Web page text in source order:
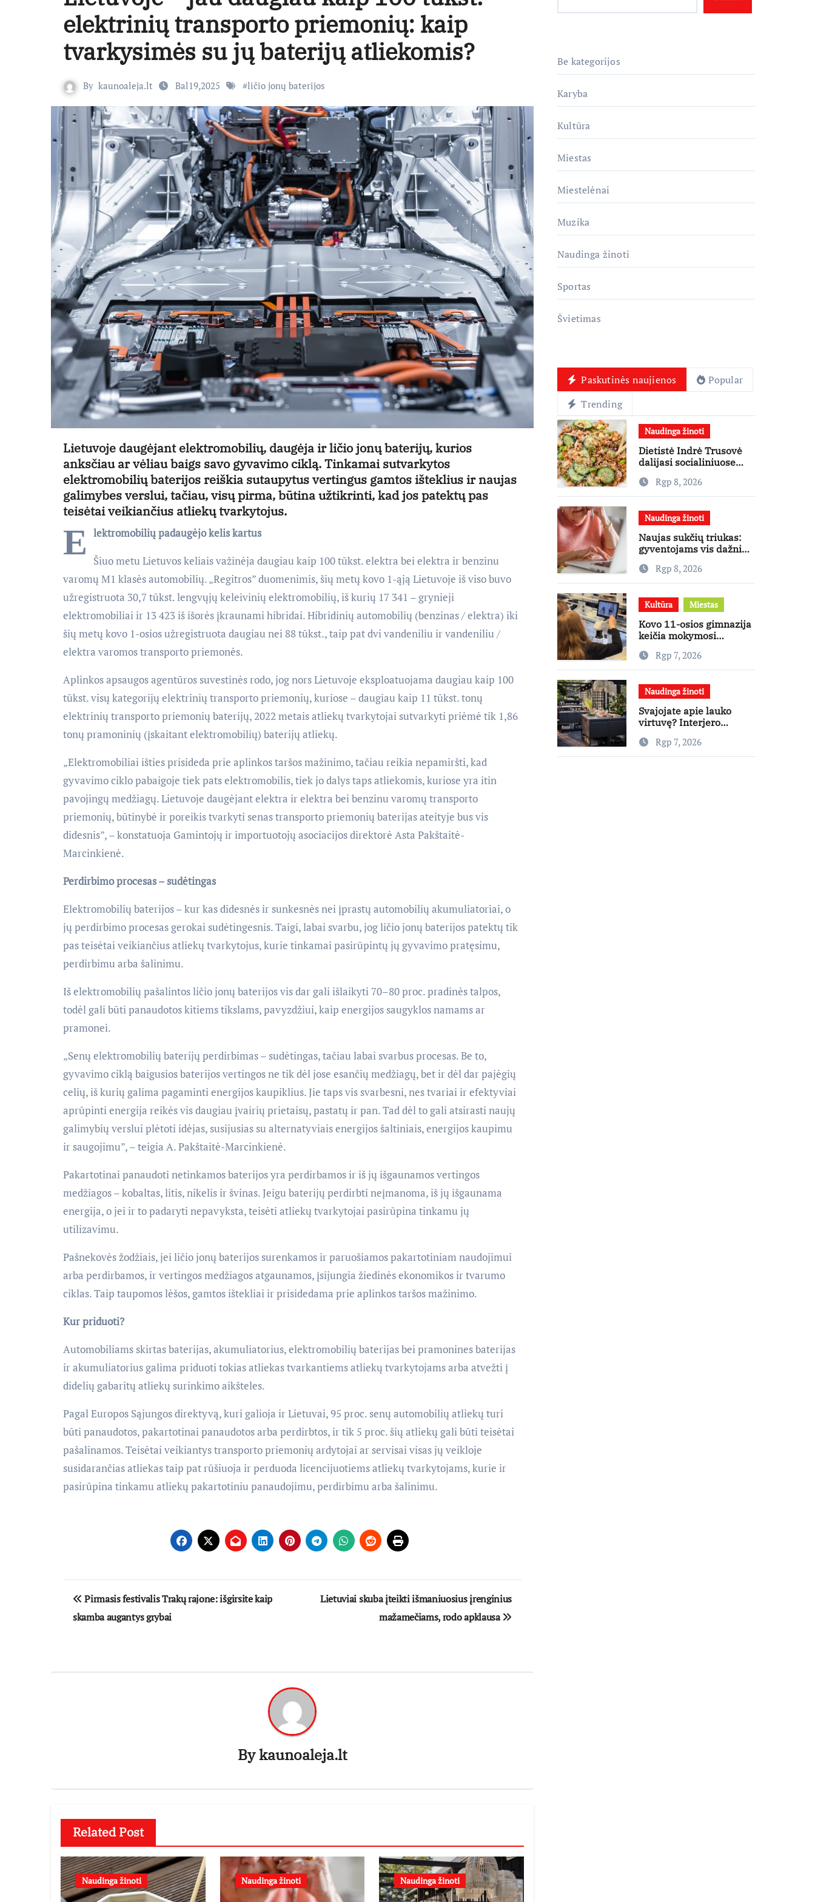
elektrinių transporto priemonių: kaip
tvarkysimės su jų baterijų atliekomis?
By kaunoaleja.lt Bal19,2025 #ličio jonų baterijos
Lietuvoje daugėjant elektromobilių, daugėja ir ličio jonų baterijų, kurios
anksčiau ar vėliau baigs savo gyvavimo ciklą. Tinkamai sutvarkytos
elektromobilių baterijos reiškia sutaupytus vertingus gamtos išteklius ir naujas
galimybes verslui, tačiau, visų pirma, būtina užtikrinti, kad jos patektų pas
teisėtai veikiančius atliekų tvarkytojus.
E lektromobilių padaugėjo kelis kartus
Šiuo metu Lietuvos keliais važinėja daugiau kaip 100 tūkst. elektra bei elektra ir benzinu
varomų M1 klasės automobilių. „Regitros” duomenimis, šių metų kovo 1-ąją Lietuvoje iš viso buvo
užregistruota 30,7 tūkst. lengvųjų keleivinių elektromobilių, iš kurių 17 341 – grynieji
elektromobiliai ir 13 423 iš išorės įkraunami hibridai. Hibridinių automobilių (benzinas / elektra) iki
šių metų kovo 1-osios užregistruota daugiau nei 88 tūkst., taip pat dvi vandeniliu ir vandeniliu /
elektra varomos transporto priemonės.
Aplinkos apsaugos agentūros suvestinės rodo, jog nors Lietuvoje eksploatuojama daugiau kaip 100
tūkst. visų kategorijų elektrinių transporto priemonių, kuriose – daugiau kaip 11 tūkst. tonų
elektrinių transporto priemonių baterijų, 2022 metais atliekų tvarkytojai sutvarkyti priėmė tik 1,86
tonų pramoninių (įskaitant elektromobilių) baterijų atliekų.
„Elektromobiliai išties prisideda prie aplinkos taršos mažinimo, tačiau reikia nepamiršti, kad
gyvavimo ciklo pabaigoje tiek pats elektromobilis, tiek jo dalys taps atliekomis, kuriose yra itin
pavojingų medžiagų. Lietuvoje daugėjant elektra ir elektra bei benzinu varomų transporto
priemonių, būtinybė ir poreikis tvarkyti senas transporto priemonių baterijas ateityje bus vis
didesnis”, – konstatuoja Gamintojų ir importuotojų asociacijos direktorė Asta Pakštaitė-
Marcinkienė.
Perdirbimo procesas – sudėtingas
Elektromobilių baterijos – kur kas didesnės ir sunkesnės nei įprastų automobilių akumuliatoriai, o
jų perdirbimo procesas gerokai sudėtingesnis. Taigi, labai svarbu, jog ličio jonų baterijos patektų tik
pas teisėtai veikiančius atliekų tvarkytojus, kurie tinkamai pasirūpintų jų gyvavimo pratęsimu,
perdirbimu arba šalinimu.
Iš elektromobilių pašalintos ličio jonų baterijos vis dar gali išlaikyti 70–80 proc. pradinės talpos,
todėl gali būti panaudotos kitiems tikslams, pavyzdžiui, kaip energijos saugyklos namams ar
pramonei.
„Senų elektromobilių baterijų perdirbimas – sudėtingas, tačiau labai svarbus procesas. Be to,
gyvavimo ciklą baigusios baterijos vertingos ne tik dėl jose esančių medžiagų, bet ir dėl dar pajėgių
celių, iš kurių galima pagaminti energijos kaupiklius. Jie taps vis svarbesni, nes tvariai ir efektyviai
aprūpinti energija reikės vis daugiau įvairių prietaisų, pastatų ir pan. Tad dėl to gali atsirasti naujų
galimybių verslui plėtoti idėjas, susijusias su alternatyviais energijos šaltiniais, energijos kaupimu
ir saugojimu”, – teigia A. Pakštaitė-Marcinkienė.
Pakartotinai panaudoti netinkamos baterijos yra perdirbamos ir iš jų išgaunamos vertingos
medžiagos – kobaltas, litis, nikelis ir švinas. Jeigu baterijų perdirbti neįmanoma, iš jų išgaunama
energija, o jei ir to padaryti nepavyksta, teisėti atliekų tvarkytojai pasirūpina tinkamu jų
utilizavimu.
Pašnekovės žodžiais, jei ličio jonų baterijos surenkamos ir paruošiamos pakartotiniam naudojimui
arba perdirbamos, ir vertingos medžiagos atgaunamos, įsijungia žiedinės ekonomikos ir tvarumo
ciklas. Taip taupomos lėšos, gamtos ištekliai ir prisidedama prie aplinkos taršos mažinimo.
Kur priduoti?
Automobiliams skirtas baterijas, akumuliatorius, elektromobilių baterijas bei pramonines baterijas
ir akumuliatorius galima priduoti tokias atliekas tvarkantiems atliekų tvarkytojams arba atvežti į
didelių gabaritų atliekų surinkimo aikšteles.
Pagal Europos Sąjungos direktyvą, kuri galioja ir Lietuvai, 95 proc. senų automobilių atliekų turi
būti panaudotos, pakartotinai panaudotos arba perdirbtos, ir tik 5 proc. šių atliekų gali būti teisėtai
pašalinamos. Teisėtai veikiantys transporto priemonių ardytojai ar servisai visas jų veikloje
susidarančias atliekas taip pat rūšiuoja ir perduoda licencijuotiems atliekų tvarkytojams, kurie ir
pasirūpina tinkamu atliekų pakartotiniu panaudojimu, perdirbimu arba šalinimu.
Navigacija
tarp
Pirmasis festivalis Trakų rajone: išgirsite kaip
skamba augantys grybai
Lietuviai skuba įteikti išmaniuosius įrenginius
mažamečiams, rodo apklausa
Bykaunoaleja.lt
Related Post
Naudinga žinoti Naudinga žinoti Naudinga žinoti
Be kategorijos
Karyba
Kultūra
Miestas
Miestelėnai
Muzika
Naudinga žinoti
Sportas
Švietimas
Paskutinės naujienos
Popular
Trending
Naudinga žinoti
Dietistė Indrė Trusovė
dalijasi socialiniuose
išpopuliarėjusiu lašišos
salotų receptu
Rgp 8, 2026
Naudinga žinoti
Naujas sukčių triukas:
gyventojams vis dažniau
Rgp 8, 2026
Kultūra Miestas
Kovo 11-osios gimnazija
keičia mokymosi
kaupimo – prie jų
supratimo ir taikymo
Rgp 7, 2026
Naudinga žinoti
Svajojate apie lauko
virtuvę? Interjero
pradėtiRgp 7, 2026